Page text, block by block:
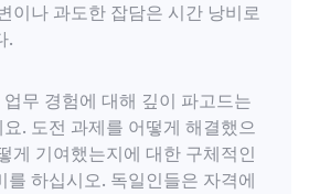
이나 과도한 잡담은 시간 낭비로
.
무 경험에 대해 깊이 파고드는
. 도전 과제를 어떻게 해결했으
게 기여했는지에 대한 구체적인
를 하십시오. 독일인들은 자격에